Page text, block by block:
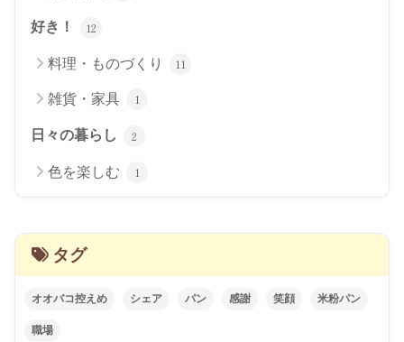
好き！ 12
料理・ものづくり 11
雑貨・家具 1
日々の暮らし 2
色を楽しむ 1
タグ
オオバコ控えめ シェア パン 感謝 笑顔 米粉パン
職場